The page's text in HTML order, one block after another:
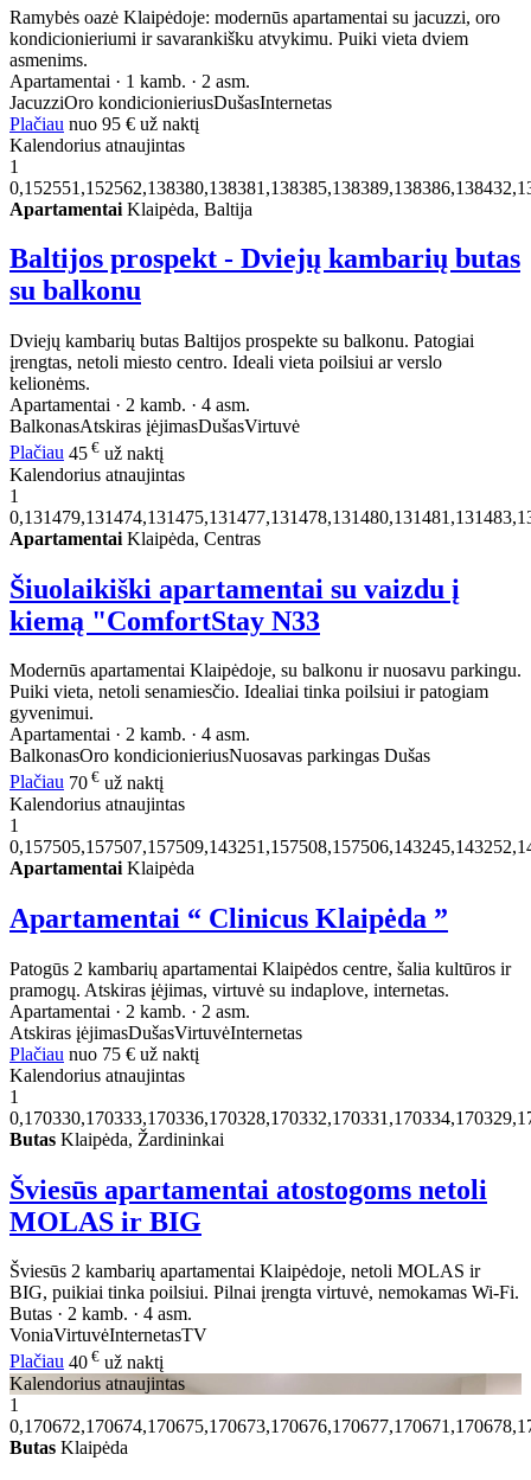
Ramybės oazė Klaipėdoje: modernūs apartamentai su jacuzzi, oro
kondicionieriumi ir savarankišku atvykimu. Puiki vieta dviem
asmenims.
Apartamentai · 1 kamb. · 2 asm.
JacuzziOro kondicionieriusDušasInternetas
Plačiau nuo 95 € už naktį
Kalendorius atnaujintas
1
Apartamentai Klaipėda, Baltija
Baltijos prospekt - Dviejų kambarių butas
su balkonu
Dviejų kambarių butas Baltijos prospekte su balkonu. Patogiai
įrengtas, netoli miesto centro. Ideali vieta poilsiui ar verslo
kelionėms.
Apartamentai · 2 kamb. · 4 asm.
BalkonasAtskiras įėjimasDušasVirtuvė
Plačiau 45 € už naktį
Kalendorius atnaujintas
1
Apartamentai Klaipėda, Centras
Šiuolaikiški apartamentai su vaizdu į
kiemą "ComfortStay N33
Modernūs apartamentai Klaipėdoje, su balkonu ir nuosavu parkingu.
Puiki vieta, netoli senamiesčio. Idealiai tinka poilsiui ir patogiam
gyvenimui.
Apartamentai · 2 kamb. · 4 asm.
BalkonasOro kondicionieriusNuosavas parkingas Dušas
Plačiau 70 € už naktį
Kalendorius atnaujintas
1
Apartamentai Klaipėda
Apartamentai “ Clinicus Klaipėda ”
Patogūs 2 kambarių apartamentai Klaipėdos centre, šalia kultūros ir
pramogų. Atskiras įėjimas, virtuvė su indaplove, internetas.
Apartamentai · 2 kamb. · 2 asm.
Atskiras įėjimasDušasVirtuvėInternetas
Plačiau nuo 75 € už naktį
Kalendorius atnaujintas
1
Butas Klaipėda, Žardininkai
Šviesūs apartamentai atostogoms netoli
MOLAS ir BIG
Šviesūs 2 kambarių apartamentai Klaipėdoje, netoli MOLAS ir
BIG, puikiai tinka poilsiui. Pilnai įrengta virtuvė, nemokamas Wi-Fi.
Butas · 2 kamb. · 4 asm.
VoniaVirtuvėInternetasTV
Plačiau 40 € už naktį
Kalendorius atnaujintas
1
Butas Klaipėda